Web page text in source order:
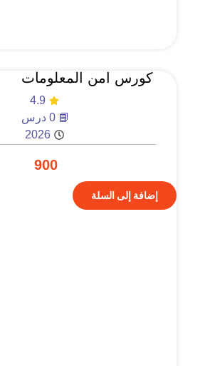
كورس امن المعلومات
4.9
📘 0 درس
2026
إضافة إلى السلة
900